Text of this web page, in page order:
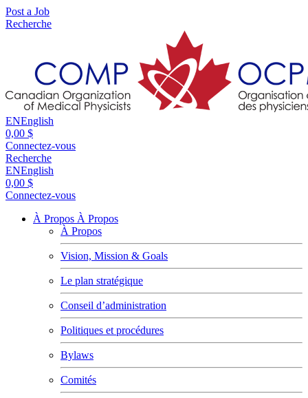
Post a Job
Recherche
ENEnglish
0,00 $
Connectez-vous
Recherche
ENEnglish
0,00 $
Connectez-vous
À Propos À Propos
À Propos
Vision, Mission & Goals
Le plan stratégique
Conseil d’administration
Politiques et procédures
Bylaws
Comités